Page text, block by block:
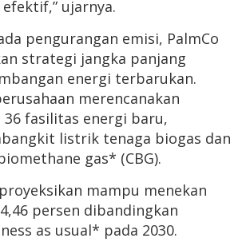
ujarnya.
pengurangan emisi, PalmCo
strategi jangka panjang
energi terbarukan.
merencanakan
36 fasilitas energi baru,
listrik tenaga biogas dan
gas* (CBG).
mampu menekan
persen dibandingkan
as usual* pada 2030.